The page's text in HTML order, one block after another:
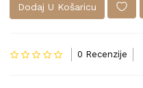
Dodaj U Košaricu
0 Recenzije